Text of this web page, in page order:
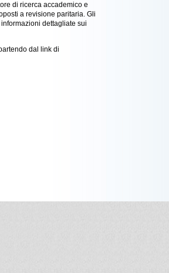
di ricerca accademico e
a revisione paritaria. Gli
dettagliate sui
dal link di